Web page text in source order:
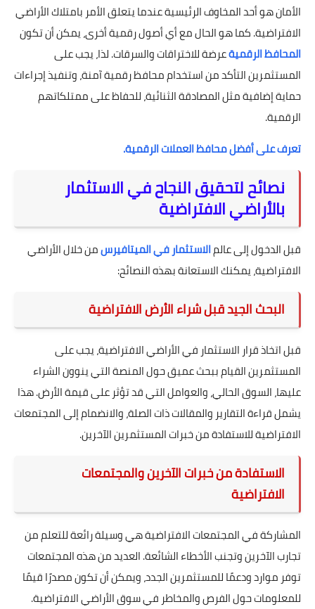
الأمان هو أحد المخاوف الرئيسية عندما يتعلق الأمر بامتلاك الأراضي
الافتراضية. كما هو الحال مع أي أصول رقمية أخرى، يمكن أن تكون
المحافظ الرقميةعرضة للاختراقات والسرقات. لذا، يجب على
المستثمرين التأكد من استخدام محافظ رقمية آمنة، وتنفيذ إجراءات
حماية إضافية مثل المصادقة الثنائية، للحفاظ على ممتلكاتهم
الرقمية.
تعرف على أفضل محافظ العملات الرقمية.
نصائح لتحقيق النجاح في الاستثمار
بالأراضي الافتراضية
قبل الدخول إلى عالمالاستثمار في الميتافيرسمن خلال الأراضي
الافتراضية، يمكنك الاستعانة بهذه النصائح:
البحث الجيد قبل شراء الأرض الافتراضية
قبل اتخاذ قرار الاستثمار في الأراضي الافتراضية، يجب على
المستثمرين القيام ببحث عميق حول المنصة التي ينوون الشراء
عليها، السوق الحالي، والعوامل التي قد تؤثر على قيمة الأرض. هذا
يشمل قراءة التقارير والمقالات ذات الصلة، والانضمام إلى المجتمعات
الافتراضية للاستفادة من خبرات المستثمرين الآخرين.
الاستفادة من خبرات الآخرين والمجتمعات
الافتراضية
المشاركة في المجتمعات الافتراضية هي وسيلة رائعة للتعلم من
تجارب الآخرين وتجنب الأخطاء الشائعة. العديد من هذه المجتمعات
توفر موارد ودعمًا للمستثمرين الجدد، ويمكن أن تكون مصدرًا قيمًا
للمعلومات حول الفرص والمخاطر في سوق الأراضي الافتراضية.